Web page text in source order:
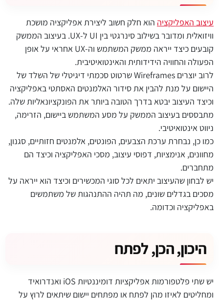
עיצוב האפליקציה הוא חלק חשוב ליצירת אפליקציה מושכת
וויזואלית ומדובר בשילוב סינרגטי בין UI ל-UX. בעיצוב הממשק
קובעים כיצד ייראה ממשק המשתמש וה-UX אחראי על אופן
הפעולה והחוויה הידידותית והאינטואיטיבית.
לרוב יוצרים Wireframes שרטוט סכמתי דיגיטלי של השלד של
היישום על מנת להבין את סידור האלמנטים האסתטי באפליקציה
וכיצד העיצוב יבטא בדרך הטובה ביותר את הפונקציונאליות שלה.
מתבססים בעיצוב הממשק על מסע המשתמש ביישום, הזרימה,
ניווט אינטואיטיבי.
כמו כן, נבחרת ערכת הצבעים, הפונטים, אלמנטים חזותיים, סגנון,
מחוונים, אנימציות, דפוסי עיצוב, מסכי האפליקציה וכיצד הם
מתחברים.
יש לבחון שהעיצוב יתאים לכל סוגי המכשירים וכיצד הוא ייראה על
מסכים בגדלים שונים, מה תהיה ההתנהגות של משתמשים
באפליקציה וכדומה.
היכון, הכן, לפתח
יש שתי פלטפורמות אפליקציות דומיננטיות iOS ואנדרואיד
ומחליטים לאיזו מהן לפתח או מפתחים יישום שיתאים לרוץ על